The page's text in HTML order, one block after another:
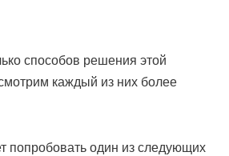
способов решения этой
каждый из них более
попробовать один из следующих